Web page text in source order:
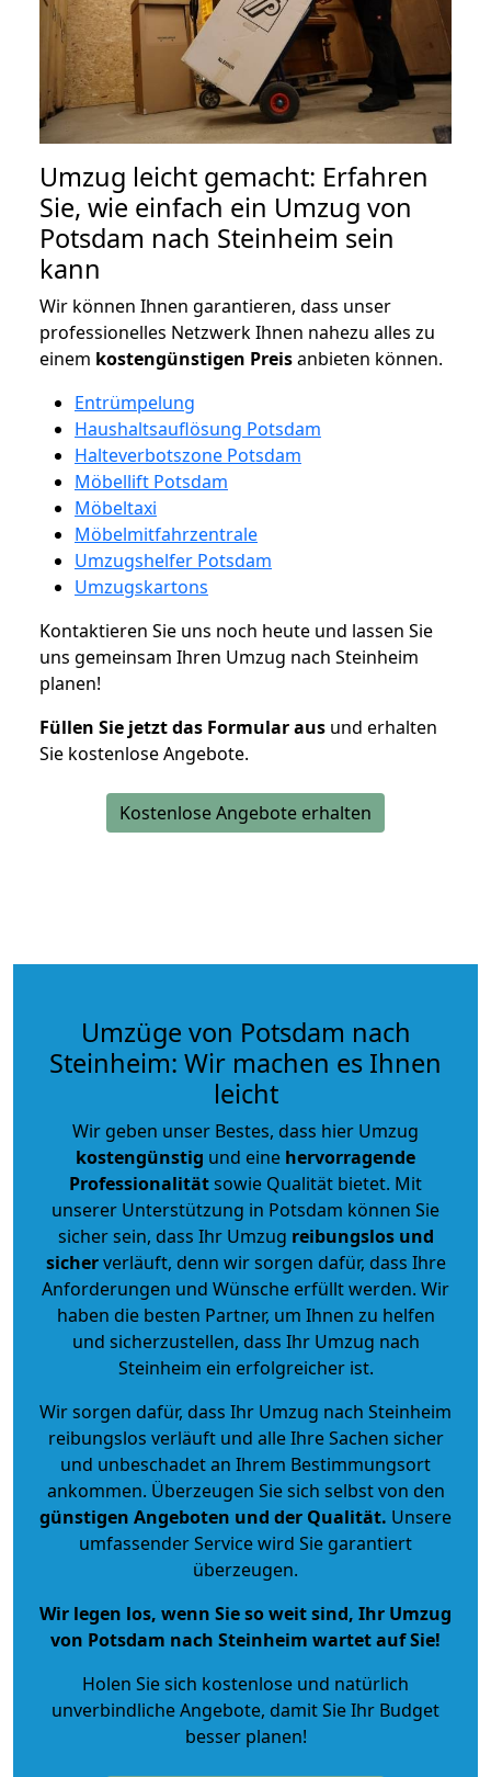
Umzug leicht gemacht: Erfahren
Sie, wie einfach ein Umzug von
Potsdam nach Steinheim sein
kann
Wir können Ihnen garantieren, dass unser
professionelles Netzwerk Ihnen nahezu alles zu
einem kostengünstigen Preisanbieten können.
Entrümpelung
Haushaltsauflösung Potsdam
Halteverbotszone Potsdam
Möbellift Potsdam
Möbeltaxi
Möbelmitfahrzentrale
Umzugshelfer Potsdam
Umzugskartons
Kontaktieren Sie uns noch heute und lassen Sie
uns gemeinsam Ihren Umzug nach Steinheim
planen!
Füllen Sie jetzt das Formular aus und erhalten
Sie kostenlose Angebote.
Kostenlose Angebote erhalten
Umzüge von Potsdam nach
Steinheim: Wir machen es Ihnen
leicht
Wir geben unser Bestes, dass hier Umzug
kostengünstig und eine hervorragende
Professionalitätsowie Qualität bietet. Mit
unserer Unterstützung in Potsdam können Sie
sicher sein, dass Ihr Umzug reibungslos und
sicherverläuft, denn wir sorgen dafür, dass Ihre
Anforderungen und Wünsche erfüllt werden. Wir
haben die besten Partner, um Ihnen zu helfen
und sicherzustellen, dass Ihr Umzug nach
Steinheim ein erfolgreicher ist.
Wir sorgen dafür, dass Ihr Umzug nach Steinheim
reibungslos verläuft und alle Ihre Sachen sicher
und unbeschadet an Ihrem Bestimmungsort
ankommen. Überzeugen Sie sich selbst von den
günstigen Angeboten und der Qualität. Unsere
umfassender Service wird Sie garantiert
überzeugen.
Wir legen los, wenn Sie so weit sind, Ihr Umzug
von Potsdam nach Steinheim wartet auf Sie!
Holen Sie sich kostenlose und natürlich
unverbindliche Angebote, damit Sie Ihr Budget
besser planen!